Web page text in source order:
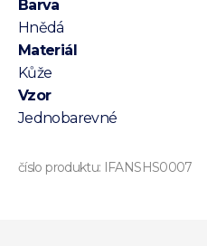
Barva
Hnědá
Materiál
Kůže
Vzor
Jednobarevné
číslo produktu: IFANSHS0007